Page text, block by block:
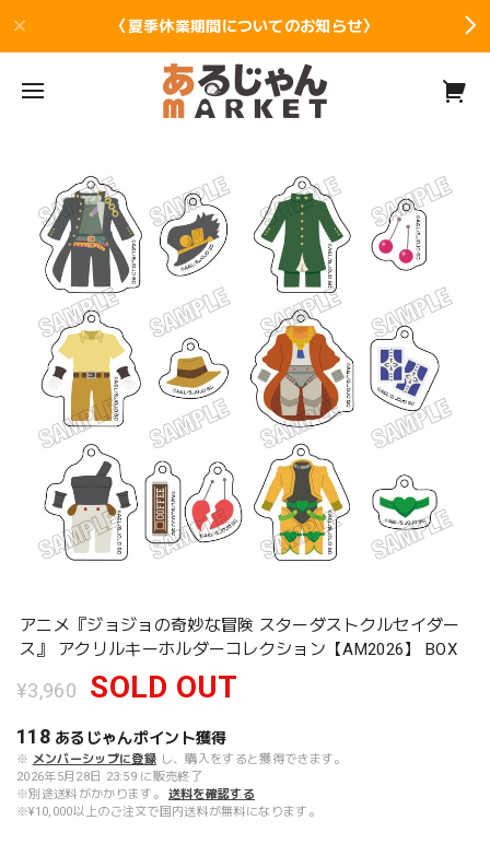
〈夏季休業期間についてのお知らせ〉
アニメ『ジョジョの奇妙な冒険 スターダストクルセイダー
ス』 アクリルキーホルダーコレクション【AM2026】 BOX
¥3,960 SOLD OUT
118 あるじゃんポイント獲得
※ メンバーシップに登録 し、購入をすると獲得できます。
2026年5月28日 23:59 に販売終了
※別途送料がかかります。
送料を確認する
※¥10,000以上のご注文で国内送料が無料になります。